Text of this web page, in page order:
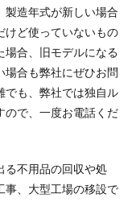
製造年式が新しい場合
けど使っていないもの
場合、旧モデルになる
場合も弊社にぜひお問
でも、弊社では独自ル
ので、一度お電話くだ
る不用品の回収や処
事、大型工場の移設で